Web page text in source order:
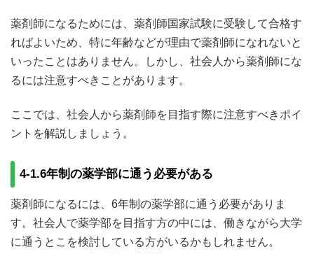
薬剤師になるためには、薬剤師国家試験に受験して合格す
ればよいため、特に年齢などが理由で薬剤師になれないと
いったことはありません。しかし、社会人から薬剤師にな
るには注意すべきことがあります。
ここでは、社会人から薬剤師を目指す際に注意すべきポイ
ントを解説しましょう。
4-1.6年制の薬学部に通う必要がある
薬剤師になるには、6年制の薬学部に通う必要がありま
す。社会人で薬学部を目指す方の中には、働きながら大学
に通うとこを検討している方がいるかもしれません。